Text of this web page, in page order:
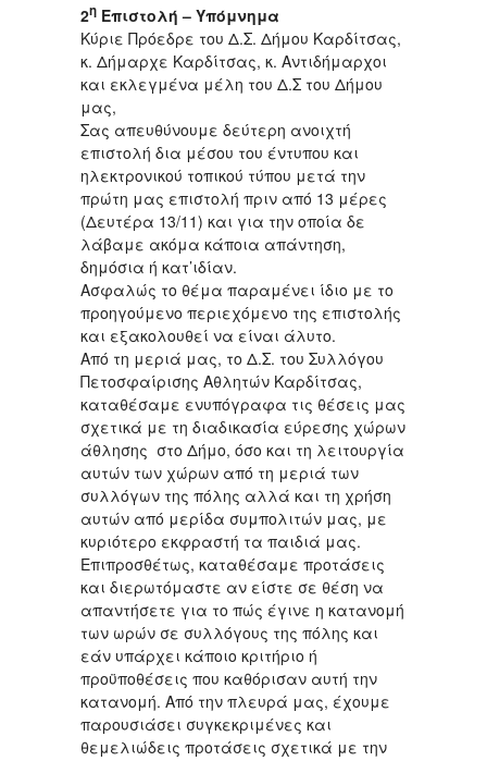
2η Επιστολή – Υπόμνημα
Κύριε Πρόεδρε του Δ.Σ. Δήμου Καρδίτσας,
κ. Δήμαρχε Καρδίτσας, κ. Αντιδήμαρχοι
και εκλεγμένα μέλη του Δ.Σ του Δήμου
μας,
Σας απευθύνουμε δεύτερη ανοιχτή
επιστολή δια μέσου του έντυπου και
ηλεκτρονικού τοπικού τύπου μετά την
πρώτη μας επιστολή πριν από 13 μέρες
(Δευτέρα 13/11) και για την οποία δε
λάβαμε ακόμα κάποια απάντηση,
δημόσια ή κατ’ιδίαν.
Ασφαλώς το θέμα παραμένει ίδιο με το
προηγούμενο περιεχόμενο της επιστολής
και εξακολουθεί να είναι άλυτο.
Από τη μεριά μας, το Δ.Σ. του Συλλόγου
Πετοσφαίρισης Αθλητών Καρδίτσας,
καταθέσαμε ενυπόγραφα τις θέσεις μας
σχετικά με τη διαδικασία εύρεσης χώρων
άθλησης στο Δήμο, όσο και τη λειτουργία
αυτών των χώρων από τη μεριά των
συλλόγων της πόλης αλλά και τη χρήση
αυτών από μερίδα συμπολιτών μας, με
κυριότερο εκφραστή τα παιδιά μας.
Επιπροσθέτως, καταθέσαμε προτάσεις
και διερωτόμαστε αν είστε σε θέση να
απαντήσετε για το πώς έγινε η κατανομή
των ωρών σε συλλόγους της πόλης και
εάν υπάρχει κάποιο κριτήριο ή
προϋποθέσεις που καθόρισαν αυτή την
κατανομή. Από την πλευρά μας, έχουμε
παρουσιάσει συγκεκριμένες και
θεμελιώδεις προτάσεις σχετικά με την